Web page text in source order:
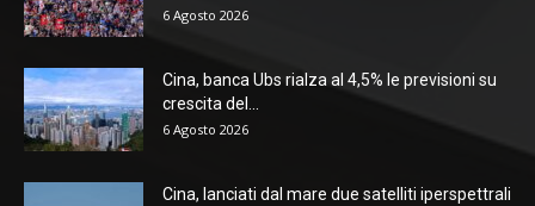
6 Agosto 2026
Cina, banca Ubs rialza al 4,5% le previsioni su
crescita del...
6 Agosto 2026
Cina, lanciati dal mare due satelliti iperspettrali